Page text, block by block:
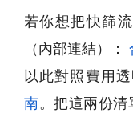
若你想把快篩
（內部連結）：
以此對照費用透
南。把這兩份